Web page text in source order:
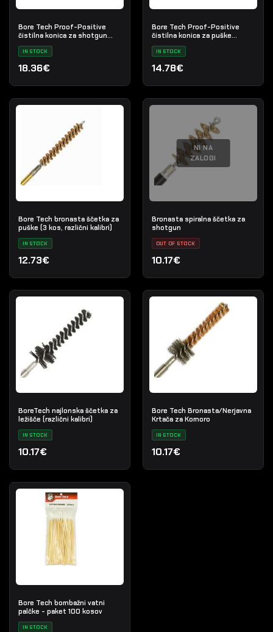
Bore Tech Proof-Positive
čistilna konica za shotgun
(12/16/20 GA)
IN STOCK
18.36€
Bore Tech Proof-Positive
čistilna konica za puške
(različni kalibri)
IN STOCK
14.78€
Bore Tech bronasta ščetka za
puške (3 kos, različni kalibri)
IN STOCK
12.73€
NI NA
ZALOGI
Bronasta spiralna ščetka za
shotgun
OUT OF STOCK
10.17€
BoreTech najlonska ščetka za
ležišče (različni kalibri)
IN STOCK
10.17€
Bore Tech Bronasta/Nerjavna
Krtača za Komoro
IN STOCK
10.17€
Bore Tech bombažni vatni
palčke - paket 100 kosov
IN STOCK